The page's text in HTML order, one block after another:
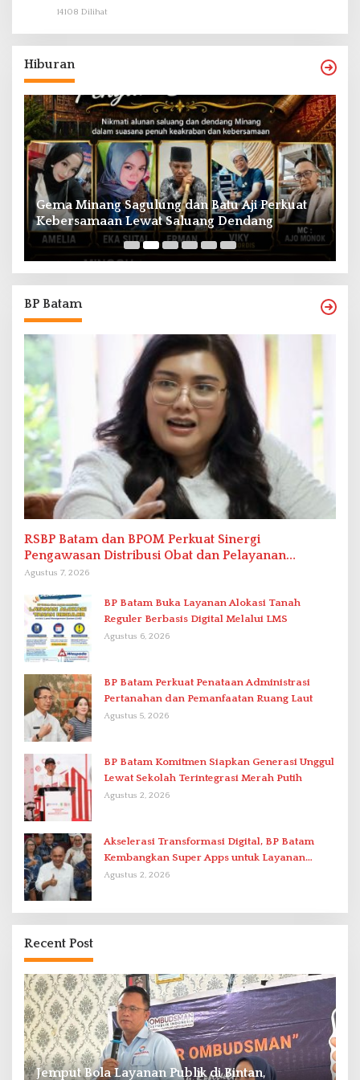
14108 Dilihat
Hiburan
Gema Minang Sagulung dan Batu Aji Perkuat
Kebersamaan Lewat Saluang Dendang
BP Batam
RSBP Batam dan BPOM Perkuat Sinergi
Pengawasan Distribusi Obat dan Pelayanan
Kefarmasian
Agustus 7, 2026
BP Batam Buka Layanan Alokasi Tanah
Reguler Berbasis Digital Melalui LMS
Agustus 6, 2026
BP Batam Perkuat Penataan Administrasi
Pertanahan dan Pemanfaatan Ruang Laut
Agustus 5, 2026
BP Batam Komitmen Siapkan Generasi Unggul
Lewat Sekolah Terintegrasi Merah Putih
Agustus 2, 2026
Akselerasi Transformasi Digital, BP Batam
Kembangkan Super Apps untuk Layanan
Terpadu
Agustus 2, 2026
Recent Post
Jemput Bola Layanan Publik di Bintan,